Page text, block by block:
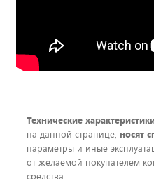
Технические
на данной странице, носят
параметры и иные
от желаемой покупателем
средства.